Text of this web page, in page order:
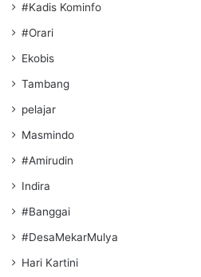
#Kadis Kominfo
#Orari
Ekobis
Tambang
pelajar
Masmindo
#Amirudin
Indira
#Banggai
#DesaMekarMulya
Hari Kartini